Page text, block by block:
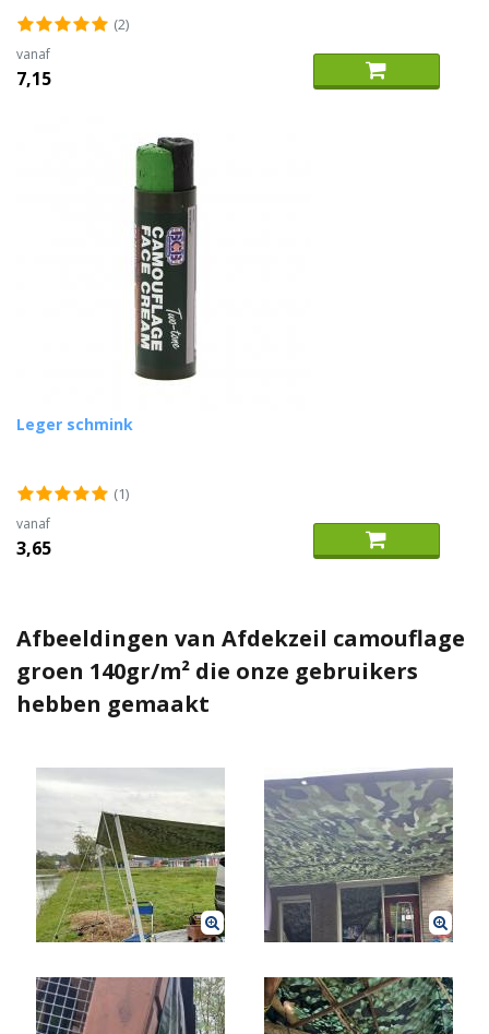
(2)
vanaf
7,15
Leger schmink
(1)
vanaf
3,65
Afbeeldingen van Afdekzeil camouflage
groen 140gr/m² die onze gebruikers
hebben gemaakt